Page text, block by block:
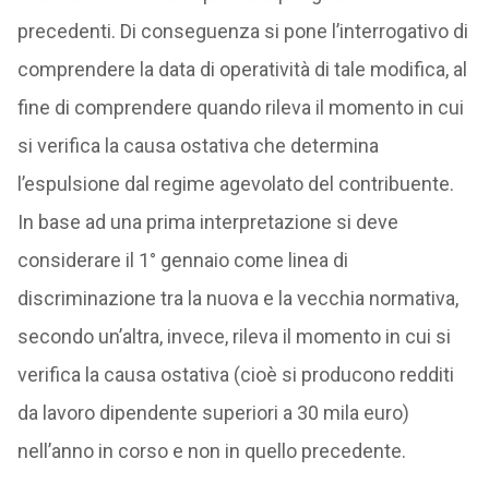
precedenti. Di conseguenza si pone l’interrogativo di
comprendere la data di operatività di tale modifica, al
fine di comprendere quando rileva il momento in cui
si verifica la causa ostativa che determina
l’espulsione dal regime agevolato del contribuente.
In base ad una prima interpretazione si deve
considerare il 1° gennaio come linea di
discriminazione tra la nuova e la vecchia normativa,
secondo un’altra, invece, rileva il momento in cui si
verifica la causa ostativa (cioè si producono redditi
da lavoro dipendente superiori a 30 mila euro)
nell’anno in corso e non in quello precedente.